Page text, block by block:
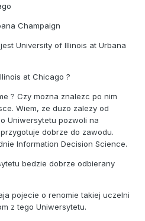
Champaign
University of Illinois at Urbana
at Chicago ?
? Czy mozna znalezc po nim
Wiem, ze duzo zalezy od
Uniwersytetu pozwoli na
dobrze do zawodu.
Information Decision Science.
bedzie dobrze odbierany
pojecie o renomie takiej uczelni
z tego Uniwersytetu.